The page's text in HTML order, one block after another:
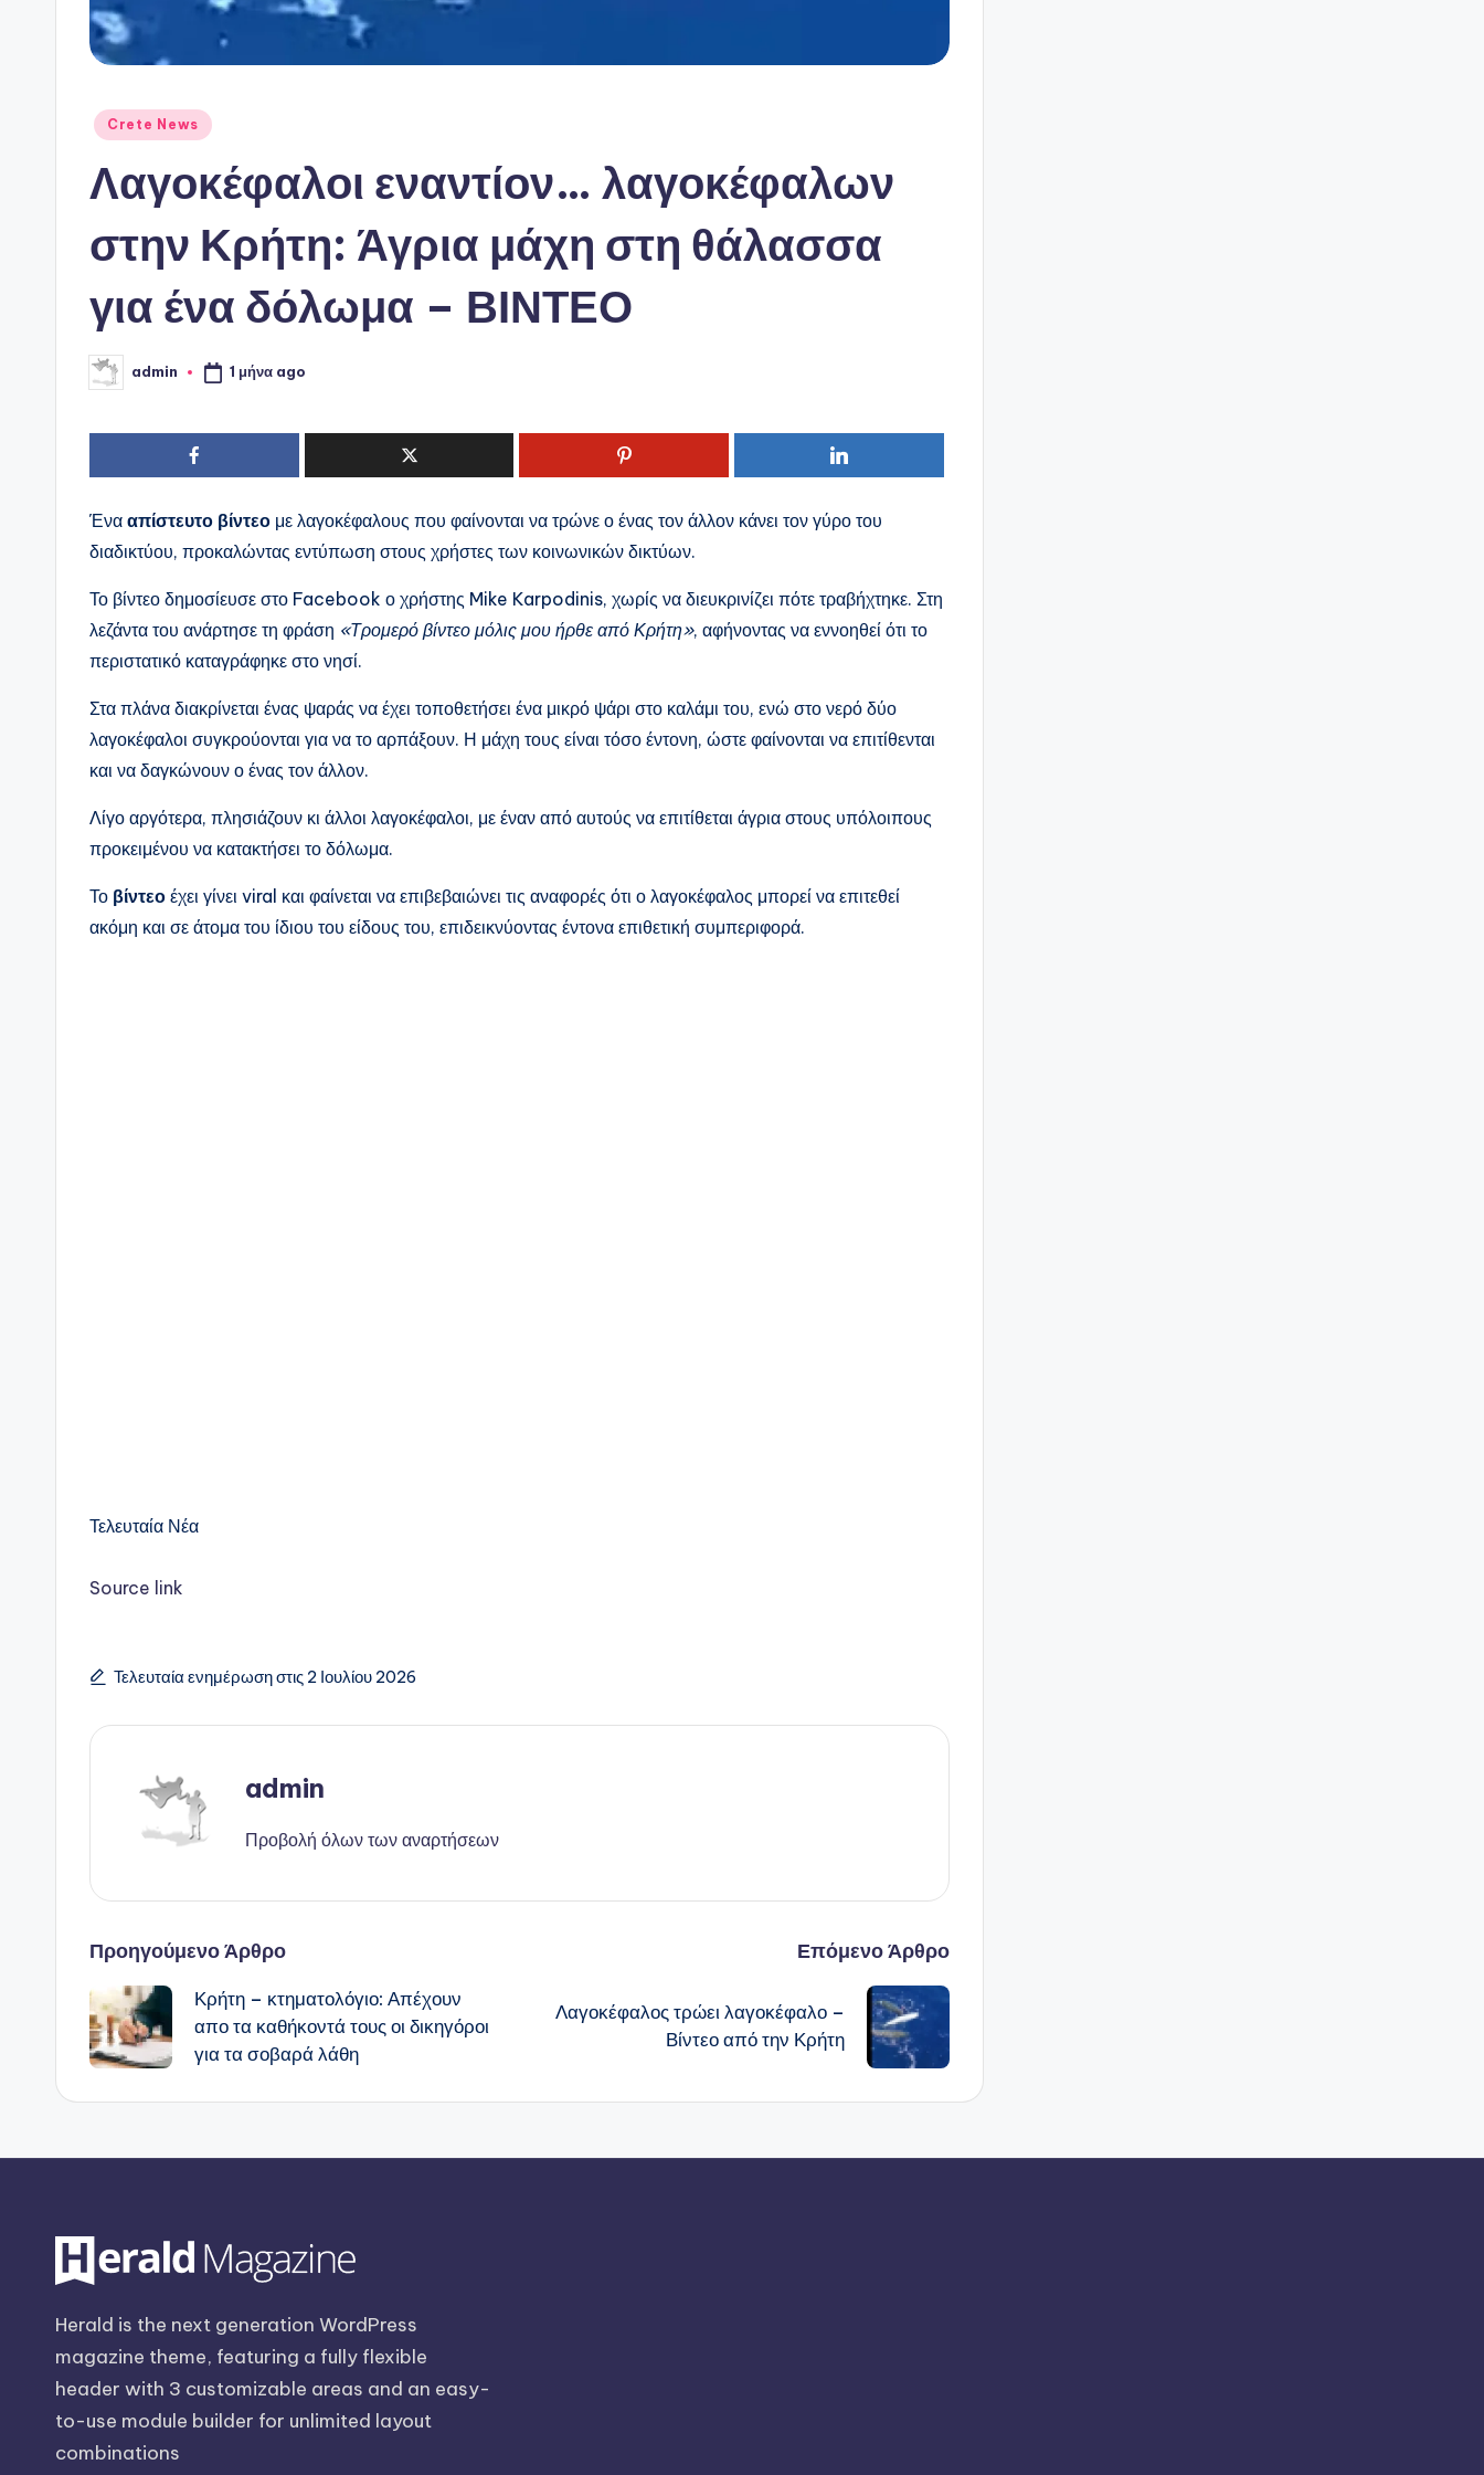
Αναρτήθηκε
Crete News
Λαγοκέφαλοι εναντίον… λαγοκέφαλων
στην Κρήτη: Άγρια μάχη στη θάλασσα
για ένα δόλωμα – ΒΙΝΤΕΟ
Συγγραφέας:
admin 1 μήνα ago
Ένα απίστευτο βίντεο με λαγοκέφαλους που φαίνονται να τρώνε ο ένας τον άλλον κάνει τον γύρο του
διαδικτύου, προκαλώντας εντύπωση στους χρήστες των κοινωνικών δικτύων.
Το βίντεο δημοσίευσε στο Facebook ο χρήστης Mike Karpodinis, χωρίς να διευκρινίζει πότε τραβήχτηκε. Στη
λεζάντα του ανάρτησε τη φράση «Τρομερό βίντεο μόλις μου ήρθε από Κρήτη», αφήνοντας να εννοηθεί ότι το
περιστατικό καταγράφηκε στο νησί.
Στα πλάνα διακρίνεται ένας ψαράς να έχει τοποθετήσει ένα μικρό ψάρι στο καλάμι του, ενώ στο νερό δύο
λαγοκέφαλοι συγκρούονται για να το αρπάξουν. Η μάχη τους είναι τόσο έντονη, ώστε φαίνονται να επιτίθενται
και να δαγκώνουν ο ένας τον άλλον.
Λίγο αργότερα, πλησιάζουν κι άλλοι λαγοκέφαλοι, με έναν από αυτούς να επιτίθεται άγρια στους υπόλοιπους
προκειμένου να κατακτήσει το δόλωμα.
Το βίντεο έχει γίνει viral και φαίνεται να επιβεβαιώνει τις αναφορές ότι ο λαγοκέφαλος μπορεί να επιτεθεί
ακόμη και σε άτομα του ίδιου του είδους του, επιδεικνύοντας έντονα επιθετική συμπεριφορά.
Τελευταία Νέα
Source link
Τελευταία ενημέρωση στις 2 Ιουλίου 2026
admin
Προβολή όλων των αναρτήσεων
Πλοήγηση
δημοσιεύσεων
Προηγούμενο Άρθρο
Κρήτη – κτηματολόγιο: Απέχουν
απο τα καθήκοντά τους οι δικηγόροι
για τα σοβαρά λάθη
Επόμενο Άρθρο
Λαγοκέφαλος τρώει λαγοκέφαλο –
Βίντεο από την Κρήτη
Herald is the next generation WordPress
magazine theme, featuring a fully flexible
header with 3 customizable areas and an easy-
to-use module builder for unlimited layout
combinations